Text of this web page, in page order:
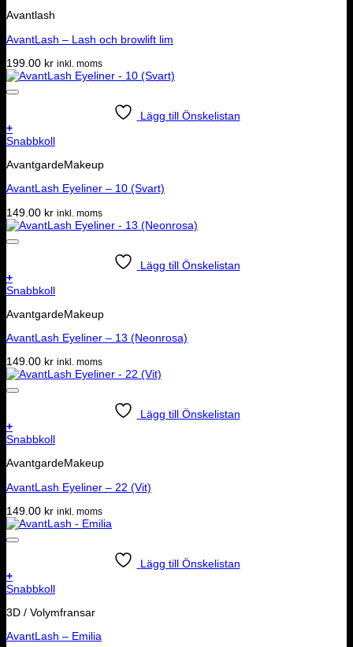
Avantlash
AvantLash – Lash och browlift lim
199.00 kr inkl. moms
Lägg till Önskelistan
+
Snabbkoll
AvantgardeMakeup
AvantLash Eyeliner – 10 (Svart)
149.00 kr inkl. moms
Lägg till Önskelistan
+
Snabbkoll
AvantgardeMakeup
AvantLash Eyeliner – 13 (Neonrosa)
149.00 kr inkl. moms
Lägg till Önskelistan
+
Snabbkoll
AvantgardeMakeup
AvantLash Eyeliner – 22 (Vit)
149.00 kr inkl. moms
Lägg till Önskelistan
+
Snabbkoll
3D / Volymfransar
AvantLash – Emilia